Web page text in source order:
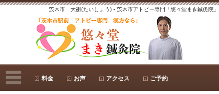
茨木市 大衝(たいしょう) - 茨木市アトピー専門「悠々堂まき鍼灸院」
料金 お声 アクセス ご予約